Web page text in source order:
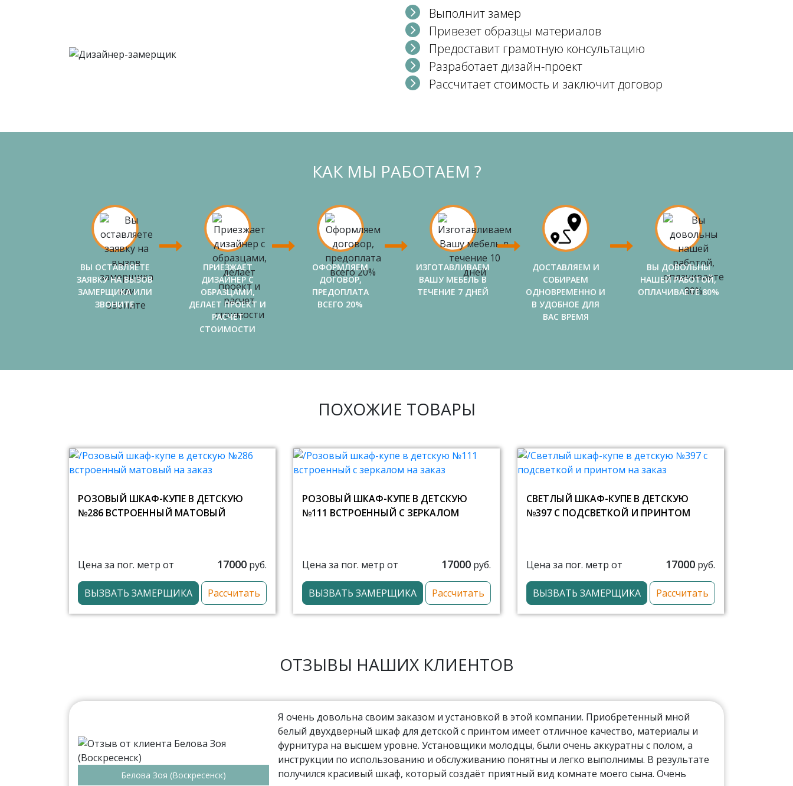
Выполнит замер
Привезет образцы материалов
Предоставит грамотную консультацию
Разработает дизайн-проект
Рассчитает стоимость и заключит договор
КАК МЫ РАБОТАЕМ ?
ВЫ ОСТАВЛЯЕТЕ
ЗАЯВКУ НА ВЫЗОВ
ЗАМЕРЩИКА ИЛИ
ЗВОНИТЕ
ПРИЕЗЖАЕТ
ДИЗАЙНЕР С
ОБРАЗЦАМИ,
ДЕЛАЕТ ПРОЕКТ И
РАСЧЕТ
СТОИМОСТИ
ОФОРМЛЯЕМ
ДОГОВОР,
ПРЕДОПЛАТА
ВСЕГО 20%
ИЗГОТАВЛИВАЕМ
ВАШУ МЕБЕЛЬ В
ТЕЧЕНИЕ 7 ДНЕЙ
ДОСТАВЛЯЕМ И
СОБИРАЕМ
ОДНОВРЕМЕННО И
В УДОБНОЕ ДЛЯ
ВАС ВРЕМЯ
ВЫ ДОВОЛЬНЫ
НАШЕЙ РАБОТОЙ,
ОПЛАЧИВАЕТЕ 80%
ПОХОЖИЕ ТОВАРЫ
РОЗОВЫЙ ШКАФ-КУПЕ В ДЕТСКУЮ
№286 ВСТРОЕННЫЙ МАТОВЫЙ
Цена за пог. метр от 17000 руб.
ВЫЗВАТЬ ЗАМЕРЩИКА Рассчитать
РОЗОВЫЙ ШКАФ-КУПЕ В ДЕТСКУЮ
№111 ВСТРОЕННЫЙ С ЗЕРКАЛОМ
Цена за пог. метр от 17000 руб.
ВЫЗВАТЬ ЗАМЕРЩИКА Рассчитать
СВЕТЛЫЙ ШКАФ-КУПЕ В ДЕТСКУЮ
№397 С ПОДСВЕТКОЙ И ПРИНТОМ
Цена за пог. метр от 17000 руб.
ВЫЗВАТЬ ЗАМЕРЩИКА Рассчитать
ОТЗЫВЫ НАШИХ КЛИЕНТОВ
Белова Зоя (Воскресенск)
Я очень довольна своим заказом и установкой в этой компании. Приобретенный мной
белый двухдверный шкаф для детской с принтом имеет отличное качество, материалы и
фурнитура на высшем уровне. Установщики молодцы, были очень аккуратны с полом, а
инструкции по использованию и обслуживанию понятны и легко выполнимы. В результате
получился красивый шкаф, который создаёт приятный вид комнате моего сына. Очень